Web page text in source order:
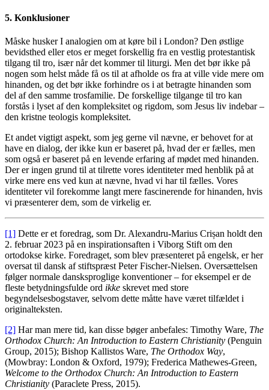
5. Konklusioner
Måske husker I analogien om at køre bil i London? Den østlige
bevidsthed eller etos er meget forskellig fra en vestlig protestantisk
tilgang til tro, især når det kommer til liturgi. Men det bør ikke på
nogen som helst måde få os til at afholde os fra at ville vide mere om
hinanden, og det bør ikke forhindre os i at betragte hinanden som
del af den samme trosfamilie. De forskellige tilgange til tro kan
forstås i lyset af den kompleksitet og rigdom, som Jesus liv indebar –
den kristne teologis kompleksitet.
Et andet vigtigt aspekt, som jeg gerne vil nævne, er behovet for at
have en dialog, der ikke kun er baseret på, hvad der er fælles, men
som også er baseret på en levende erfaring af mødet med hinanden.
Der er ingen grund til at tilrette vores identiteter med henblik på at
virke mere ens ved kun at nævne, hvad vi har til fælles. Vores
identiteter vil forekomme langt mere fascinerende for hinanden, hvis
vi præsenterer dem, som de virkelig er.
[1] Dette er et foredrag, som Dr. Alexandru-Marius Crișan holdt den
2. februar 2023 på en inspirationsaften i Viborg Stift om den
ortodokse kirke. Foredraget, som blev præsenteret på engelsk, er her
oversat til dansk af stiftspræst Peter Fischer-Nielsen. Oversættelsen
følger normale dansksproglige konventioner – for eksempel er de
fleste betydningsfulde ord ikke skrevet med store
begyndelsesbogstaver, selvom dette måtte have været tilfældet i
originalteksten.
[2] Har man mere tid, kan disse bøger anbefales: Timothy Ware, The
Orthodox Church: An Introduction to Eastern Christianity (Penguin
Group, 2015); Bishop Kallistos Ware, The Orthodox Way,
(Mowbray: London & Oxford, 1979); Frederica Mathewes-Green,
Welcome to the Orthodox Church: An Introduction to Eastern
Christianity (Paraclete Press, 2015).